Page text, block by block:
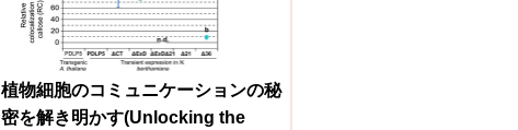
植物細胞のコミュニケーションの秘
密を解き明かす(Unlocking the